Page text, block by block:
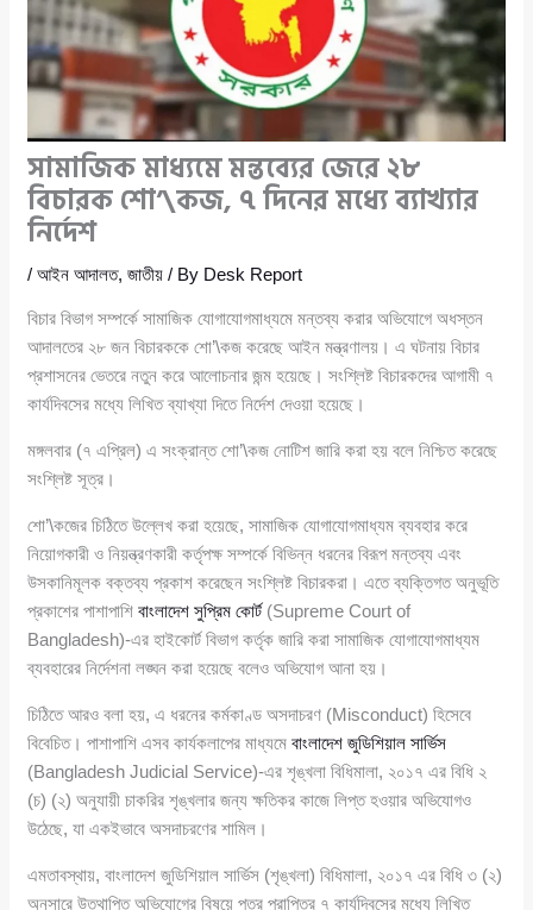
সামাজিক মাধ্যমে মন্তব্যের জেরে ২৮
বিচারক শো’\কজ, ৭ দিনের মধ্যে ব্যাখ্যার
নির্দেশ
/আইন আদালত,জাতীয় / By Desk Report
বিচার বিভাগ সম্পর্কে সামাজিক যোগাযোগমাধ্যমে মন্তব্য করার অভিযোগে অধস্তন
আদালতের ২৮ জন বিচারককে শো’\কজ করেছে আইন মন্ত্রণালয়। এ ঘটনায় বিচার
প্রশাসনের ভেতরে নতুন করে আলোচনার জন্ম হয়েছে। সংশ্লিষ্ট বিচারকদের আগামী ৭
কার্যদিবসের মধ্যে লিখিত ব্যাখ্যা দিতে নির্দেশ দেওয়া হয়েছে।
মঙ্গলবার (৭ এপ্রিল) এ সংক্রান্ত শো’\কজ নোটিশ জারি করা হয় বলে নিশ্চিত করেছে
সংশ্লিষ্ট সূত্র।
শো’\কজের চিঠিতে উল্লেখ করা হয়েছে, সামাজিক যোগাযোগমাধ্যম ব্যবহার করে
নিয়োগকারী ও নিয়ন্ত্রণকারী কর্তৃপক্ষ সম্পর্কে বিভিন্ন ধরনের বিরূপ মন্তব্য এবং
উসকানিমূলক বক্তব্য প্রকাশ করেছেন সংশ্লিষ্ট বিচারকরা। এতে ব্যক্তিগত অনুভূতি
প্রকাশের পাশাপাশিবাংলাদেশ সুপ্রিম কোর্ট (Supreme Court of
Bangladesh)-এর হাইকোর্ট বিভাগ কর্তৃক জারি করা সামাজিক যোগাযোগমাধ্যম
ব্যবহারের নির্দেশনা লঙ্ঘন করা হয়েছে বলেও অভিযোগ আনা হয়।
চিঠিতে আরও বলা হয়, এ ধরনের কর্মকাণ্ড অসদাচরণ (Misconduct) হিসেবে
বিবেচিত। পাশাপাশি এসব কার্যকলাপের মাধ্যমেবাংলাদেশ জুডিশিয়াল সার্ভিস
(Bangladesh Judicial Service)-এর শৃঙ্খলা বিধিমালা, ২০১৭ এর বিধি ২
(চ) (২) অনুযায়ী চাকরির শৃঙ্খলার জন্য ক্ষতিকর কাজে লিপ্ত হওয়ার অভিযোগও
উঠেছে, যা একইভাবে অসদাচরণের শামিল।
এমতাবস্থায়, বাংলাদেশ জুডিশিয়াল সার্ভিস (শৃঙ্খলা) বিধিমালা, ২০১৭ এর বিধি ৩ (২)
অনুসারে উত্থাপিত অভিযোগের বিষয়ে পত্র প্রাপ্তির ৭ কার্যদিবসের মধ্যে লিখিত